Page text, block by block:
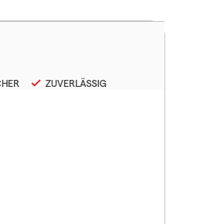
ZUVERLÄSSIG